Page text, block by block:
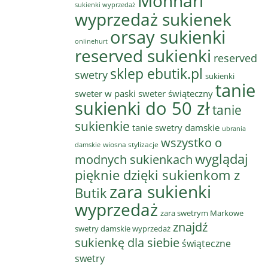
sukienki wyprzedaż
wyprzedaż sukienek
onlinehurt orsay sukienki
reserved sukienki reserved
swetry sklep ebutik.pl sukienki
sweter w paski sweter świątecznytanie
sukienki do 50 złtanie
sukienkie tanie swetry damskie ubrania
damskie wiosna stylizacje wszystko o
modnych sukienkachwyglądaj
pięknie dzięki sukienkom z
Butik zara sukienki
wyprzedaż zara swetrym Markowe
swetry damskie wyprzedaż znajdź
sukienkę dla siebieświąteczne
swetry